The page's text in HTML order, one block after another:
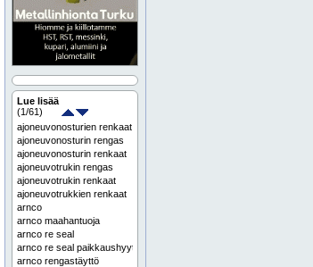
Lue lisää
(1/61)
ajoneuvonosturien renkaat
ajoneuvonosturin rengas
ajoneuvonosturin renkaat
ajoneuvotrukin rengas
ajoneuvotrukin renkaat
ajoneuvotrukkien renkaat
arnco
arnco maahantuoja
arnco re seal
arnco re seal paikkaushyytelö
arnco rengastäyttö